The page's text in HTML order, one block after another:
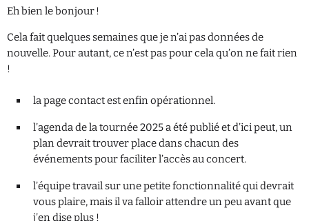
février 2025
janvier 2025
Categories
Actualité radio
La Matinale
Eh bien le bonjour !
Cela fait quelques semaines que je n’ai pas données de
nouvelle. Pour autant, ce n’est pas pour cela qu’on ne fait rien
!
la page contact est enfin opérationnel.
l’agenda de la tournée 2025 a été publié et d’ici peut, un
plan devrait trouver place dans chacun des
événements pour faciliter l’accès au concert.
l’équipe travail sur une petite fonctionnalité qui devrait
vous plaire, mais il va falloir attendre un peu avant que
j’en dise plus !